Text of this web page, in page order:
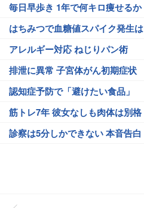
毎日早歩き 1年で何キロ痩せるか
はちみつで血糖値スパイク発生は
アレルギー対応 ねじりパン術
排泄に異常 子宮体がん初期症状
認知症予防で「避けたい食品」
筋トレ7年 彼女なしも肉体は別格
診察は5分しかできない 本音告白